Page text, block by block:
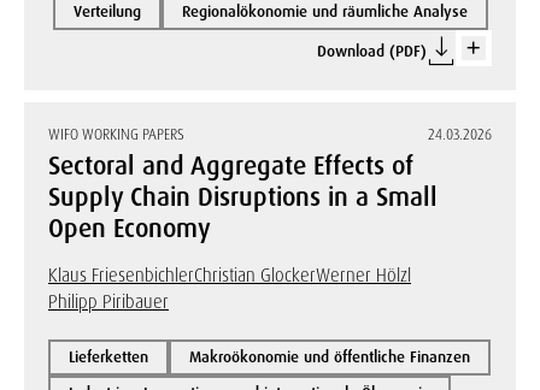
Verteilung
Regionalökonomie und räumliche Analyse
Download (PDF)
WIFO WORKING PAPERS 24.03.2026
Sectoral and Aggregate Effects of
Supply Chain Disruptions in a Small
Open Economy
Klaus FriesenbichlerChristian GlockerWerner Hölzl
Philipp Piribauer
Lieferketten
Makroökonomie und öffentliche Finanzen